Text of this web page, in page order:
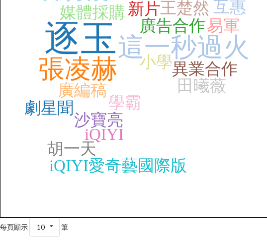
逐玉 這一秒過火
張凌赫
廣編稿
廣告合作
媒體採購 新片
易軍
沙寶亮
異業合作
王楚然
iQIYI
學霸
胡一天
田曦薇
小學
iQIYI愛奇藝國際版
劇星聞
互惠
每頁顯示 10 筆